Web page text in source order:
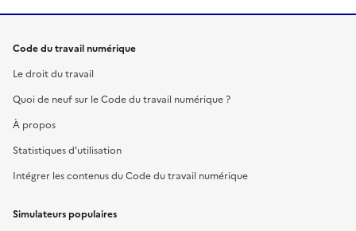
Code du travail numérique
Le droit du travail
Quoi de neuf sur le Code du travail numérique ?
À propos
Statistiques d'utilisation
Intégrer les contenus du Code du travail numérique
Simulateurs populaires